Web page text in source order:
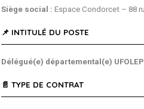
Siège social : Espace Condorcet – 88
📌 INTITULÉ DU POSTE
Délégué(e) départemental(e)
📄 TYPE DE CONTRAT